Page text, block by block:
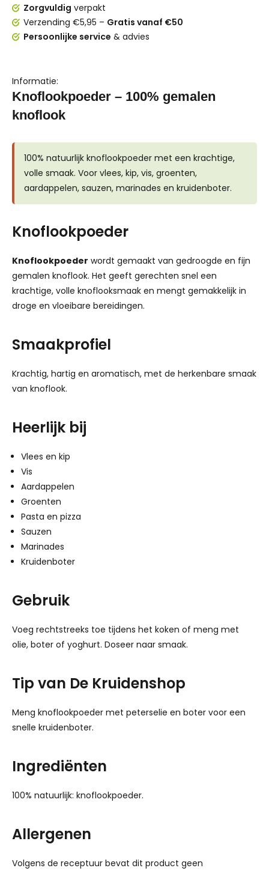
Zorgvuldig verpakt
Verzending €5,95 – Gratis vanaf €50
Persoonlijke service & advies
Informatie:
Knoflookpoeder – 100% gemalen
knoflook
100% natuurlijk knoflookpoeder met een krachtige,
volle smaak. Voor vlees, kip, vis, groenten,
aardappelen, sauzen, marinades en kruidenboter.
Knoflookpoeder
Knoflookpoeder wordt gemaakt van gedroogde en fijn
gemalen knoflook. Het geeft gerechten snel een
krachtige, volle knoflooksmaak en mengt gemakkelijk in
droge en vloeibare bereidingen.
Smaakprofiel
Krachtig, hartig en aromatisch, met de herkenbare smaak
van knoflook.
Heerlijk bij
Vlees en kip
Vis
Aardappelen
Groenten
Pasta en pizza
Sauzen
Marinades
Kruidenboter
Gebruik
Voeg rechtstreeks toe tijdens het koken of meng met
olie, boter of yoghurt. Doseer naar smaak.
Tip van De Kruidenshop
Meng knoflookpoeder met peterselie en boter voor een
snelle kruidenboter.
Ingrediënten
100% natuurlijk: knoflookpoeder.
Allergenen
Volgens de receptuur bevat dit product geen